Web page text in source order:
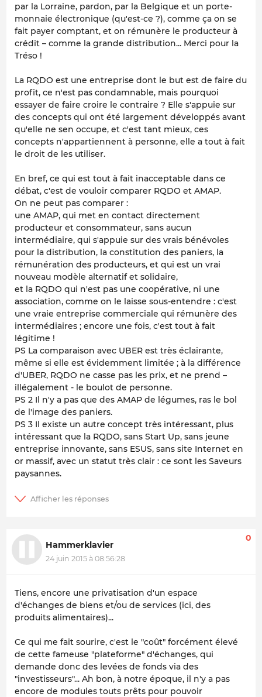
par la Lorraine, pardon, par la Belgique et un porte-
monnaie électronique (qu'est-ce ?), comme ça on se
fait payer comptant, et on rémunère le producteur à
crédit – comme la grande distribution... Merci pour la
Tréso !
La RQDO est une entreprise dont le but est de faire du
profit, ce n'est pas condamnable, mais pourquoi
essayer de faire croire le contraire ? Elle s'appuie sur
des concepts qui ont été largement développés avant
qu'elle ne sen occupe, et c'est tant mieux, ces
concepts n'appartiennent à personne, elle a tout à fait
le droit de les utiliser.
En bref, ce qui est tout à fait inacceptable dans ce
débat, c'est de vouloir comparer RQDO et AMAP.
On ne peut pas comparer :
une AMAP, qui met en contact directement
producteur et consommateur, sans aucun
intermédiaire, qui s'appuie sur des vrais bénévoles
pour la distribution, la constitution des paniers, la
rémunération des producteurs, et qui est un vrai
nouveau modèle alternatif et solidaire,
et la RQDO qui n'est pas une coopérative, ni une
association, comme on le laisse sous-entendre : c'est
une vraie entreprise commerciale qui rémunère des
intermédiaires ; encore une fois, c'est tout à fait
légitime !
PS La comparaison avec UBER est très éclairante,
même si elle est évidemment limitée ; à la différence
d'UBER, RQDO ne casse pas les prix, et ne prend –
illégalement - le boulot de personne.
PS 2 Il n'y a pas que des AMAP de légumes, ras le bol
de l'image des paniers.
PS 3 Il existe un autre concept très intéressant, plus
intéressant que la RQDO, sans Start Up, sans jeune
entreprise innovante, sans ESUS, sans site Internet en
or massif, avec un statut très clair : ce sont les Saveurs
paysannes.
Hammerklavier
24 juin 2015 à 08:56:28
0
Tiens, encore une privatisation d'un espace
d'échanges de biens et/ou de services (ici, des
produits alimentaires)...
Ce qui me fait sourire, c'est le "coût" forcément élevé
de cette fameuse "plateforme" d'échanges, qui
demande donc des levées de fonds via des
"investisseurs"... Ah bon, à notre époque, il n'y a pas
encore de modules touts prêts pour pouvoir